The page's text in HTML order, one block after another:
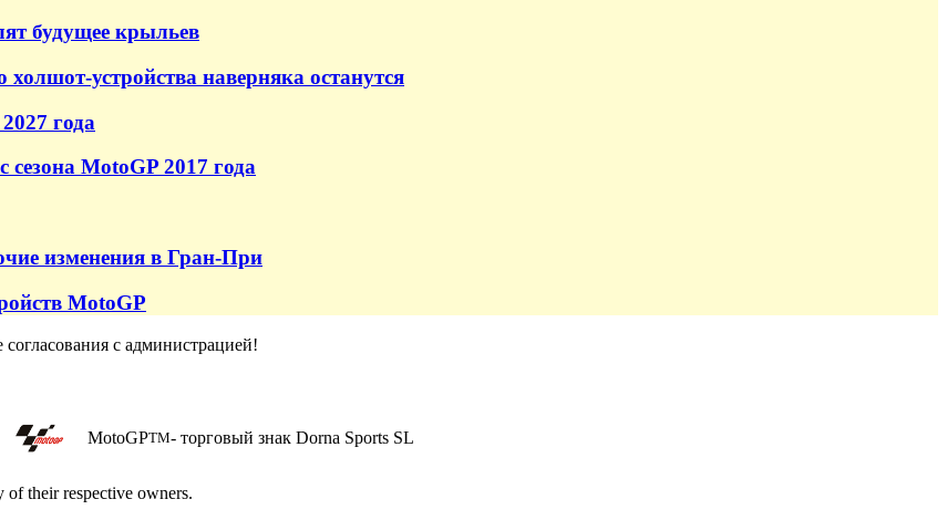
будущее крыльев
устройства наверняка останутся
года
MotoGP 2017 года
изменения в Гран-При
MotoGP
с администрацией!
MotoGPTM- торговый знак Dorna Sports SL
their respective owners.